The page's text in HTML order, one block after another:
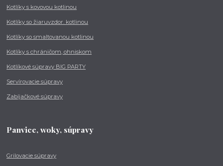
Kotlíky s kovovou kotlinou
Kotlíky so žiaruvzdor. kotlinou
Kotlíky so smaltovanou kotlinou
Kotlíky s chráničom, ohniskom
Kotlíkové súpravy BIG PARTY
Servírovacie súpravy
Zabíjačkové súpravy
Panvice, woky, súpravy
Grilovacie súpravy